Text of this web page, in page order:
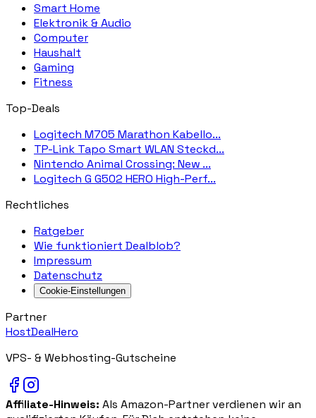
Smart Home
Elektronik & Audio
Computer
Haushalt
Gaming
Fitness
Top-Deals
Logitech M705 Marathon Kabello...
TP-Link Tapo Smart WLAN Steckd...
Nintendo Animal Crossing: New ...
Logitech G G502 HERO High-Perf...
Rechtliches
Ratgeber
Wie funktioniert Dealblob?
Impressum
Datenschutz
Cookie-Einstellungen
Partner
HostDealHero
VPS- & Webhosting-Gutscheine
Affiliate-Hinweis: Als Amazon-Partner verdienen wir an